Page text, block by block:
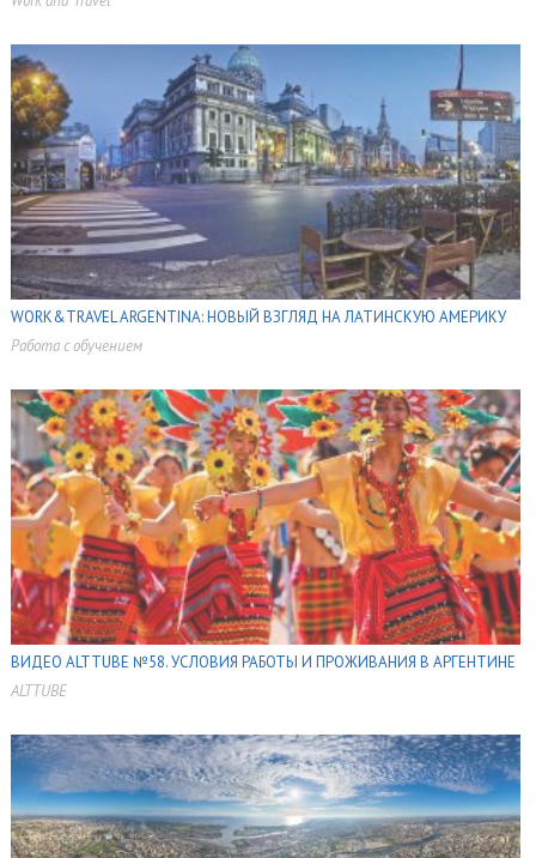
WORK&TRAVEL ARGENTINA: НОВЫЙ ВЗГЛЯД НА ЛАТИНСКУЮ АМЕРИКУ
Работа с обучением
ВИДЕО ALTTUBE №58. УСЛОВИЯ РАБОТЫ И ПРОЖИВАНИЯ В АРГЕНТИНЕ
ALTTUBE